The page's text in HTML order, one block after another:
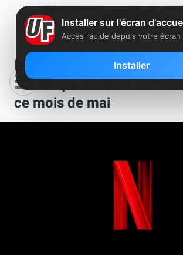
Découvrez les
séries qui arrivent sur
ce mois de mai
Installer sur l'écran
Accès rapide depuis votre écran
Installer